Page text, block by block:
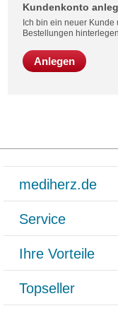
Kundenkonto
Ich bin ein neuer Kunde
Bestellungen
Anlegen
mediherz.de
Glossar
Häufig gestellte Fragen
Datenschutz
Service
Rücksendemöglichkeit
Paketlieferstatus
Ihre Vorteile
Rezeptlieferung
Bonusprogramm
Topseller